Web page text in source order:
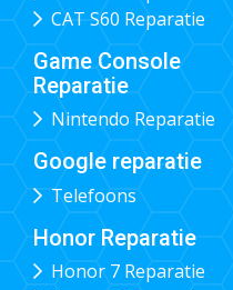
CAT S60 Reparatie
Game Console
Reparatie
Nintendo Reparatie
Google reparatie
Telefoons
Honor Reparatie
Honor 7 Reparatie